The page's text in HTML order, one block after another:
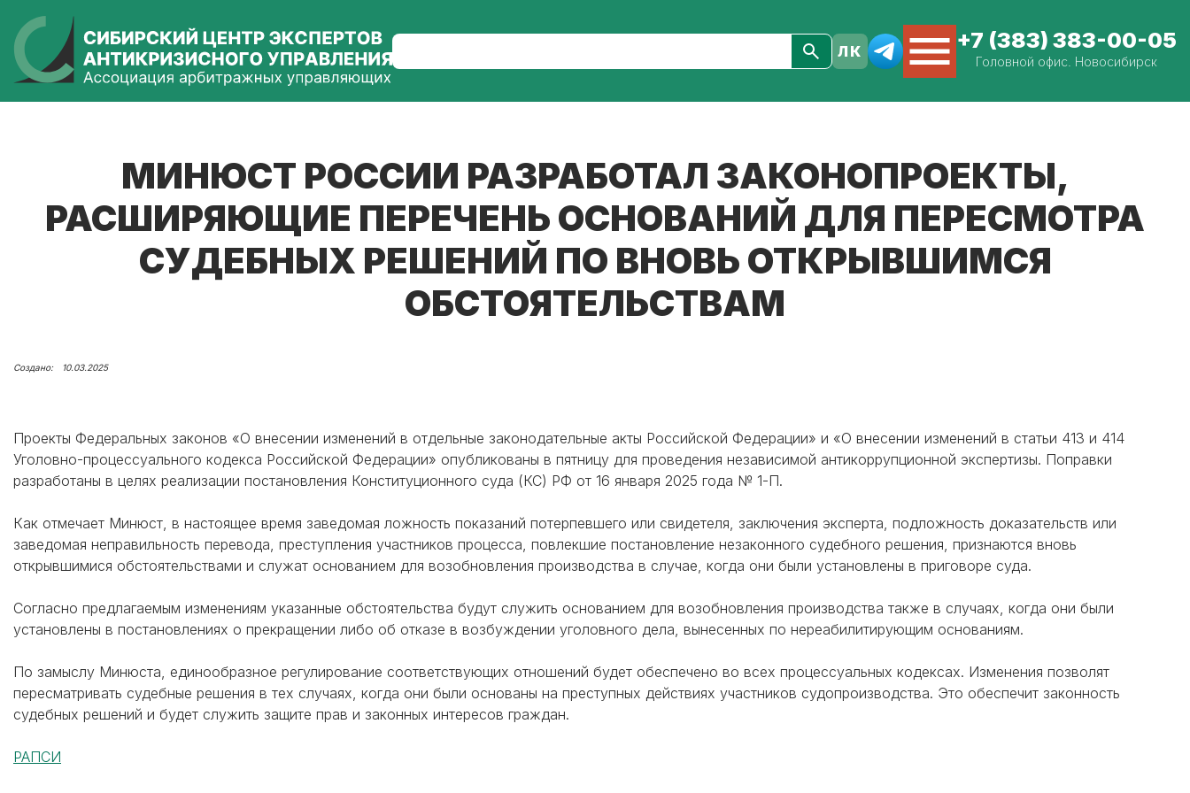
+7 (383) 383-00-05
Головной офис. Новосибирск
МИНЮСТ РОССИИ РАЗРАБОТАЛ ЗАКОНОПРОЕКТЫ,
РАСШИРЯЮЩИЕ ПЕРЕЧЕНЬ ОСНОВАНИЙ ДЛЯ ПЕРЕСМОТРА
СУДЕБНЫХ РЕШЕНИЙ ПО ВНОВЬ ОТКРЫВШИМСЯ
ОБСТОЯТЕЛЬСТВАМ
10.03.2025
Проекты Федеральных законов «О внесении изменений в отдельные законодательные акты Российской Федерации» и «О внесении изменений в статьи 413 и 414
Уголовно-процессуального кодекса Российской Федерации» опубликованы в пятницу для проведения независимой антикоррупционной экспертизы. Поправки
разработаны в целях реализации постановления Конституционного суда (КС) РФ от 16 января 2025 года № 1-П.
Как отмечает Минюст, в настоящее время заведомая ложность показаний потерпевшего или свидетеля, заключения эксперта, подложность доказательств или
заведомая неправильность перевода, преступления участников процесса, повлекшие постановление незаконного судебного решения, признаются вновь
открывшимися обстоятельствами и служат основанием для возобновления производства в случае, когда они были установлены в приговоре суда.
Согласно предлагаемым изменениям указанные обстоятельства будут служить основанием для возобновления производства также в случаях, когда они были
установлены в постановлениях о прекращении либо об отказе в возбуждении уголовного дела, вынесенных по нереабилитирующим основаниям.
По замыслу Минюста, единообразное регулирование соответствующих отношений будет обеспечено во всех процессуальных кодексах. Изменения позволят
пересматривать судебные решения в тех случаях, когда они были основаны на преступных действиях участников судопроизводства. Это обеспечит законность
судебных решений и будет служить защите прав и законных интересов граждан.
РАПСИ